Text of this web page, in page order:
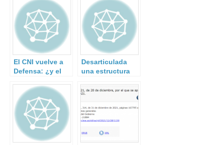
El CNI vuelve a
Defensa: ¿y el
CIFAS?
Desarticulada
una estructura
dedicada al
reclutamiento de
yihadistas.